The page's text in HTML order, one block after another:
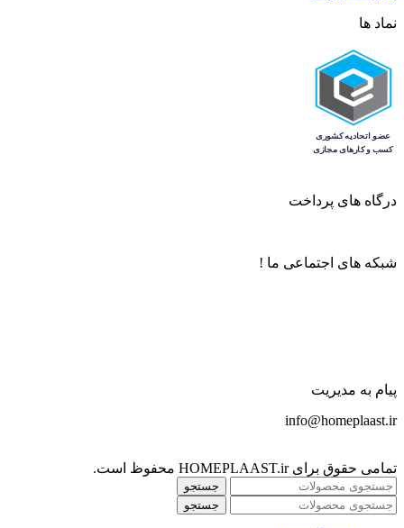
نماد ها
درگاه های پرداخت
شبکه های اجتماعی ما !
پیام به مدیریت
info@homeplaast.ir
تمامی حقوق برای HOMEPLAAST.ir محفوظ است.
جستجو
جستجو